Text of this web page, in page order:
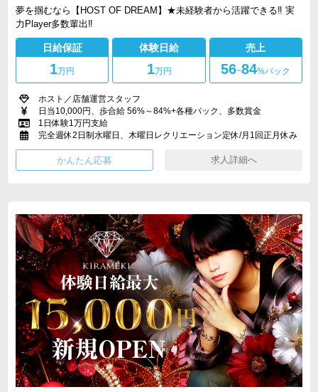
夢を掴むなら【HOST OF DREAM】★未経験者から活躍できる‼︎ 実
力Player多数輩出‼︎
日給保証
1万円
体験日給
1万円
売上
56~84%バック
ホスト／店舗運営スタッフ
日当10,000円、歩合給 56%～84%+各種バック、多数賞金
1日体験1万円支給
完全週休2日制水曜日、木曜日レクリエーション定休/月1回正月休み
求人詳細へ